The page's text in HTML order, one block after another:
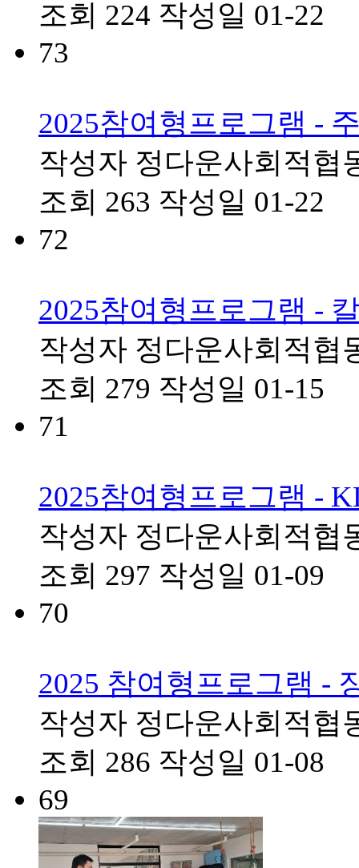
조회 224 작성일 01-22
73
2025참여형프로그램 -
작성자 정다운사회적협
조회 263 작성일 01-22
72
2025참여형프로그램 -
작성자 정다운사회적협
조회 279 작성일 01-15
71
2025참여형프로그램 -
작성자 정다운사회적협
조회 297 작성일 01-09
70
2025 참여형프로그램 -
작성자 정다운사회적협
조회 286 작성일 01-08
69